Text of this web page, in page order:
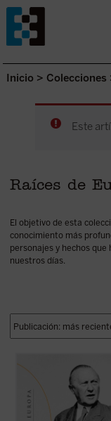
Saltar al contenido.
Inicio > Colecciones
Este
Raíces de
El objetivo de esta
conocimiento más
personajes y hechos que
nuestros días.
Junto con Jean Monnet, Robert
Alcide De Gasperi, el canciller
Konrad Adenauer fue uno de los
Europa, verdadero protagonista
proceso de integración puesto
tras la Segunda Guerra Mundial.
recogen en esta ... (ver ficha)